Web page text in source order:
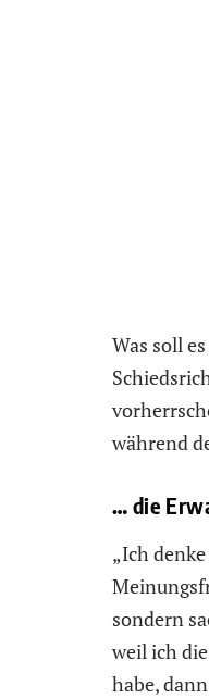
Was soll
während
… die
„Ich
sondern
weil ich
habe,